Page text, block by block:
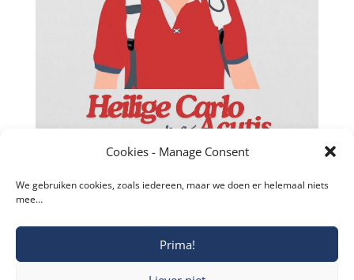
Cookies - Manage Consent
We gebruiken cookies, zoals iedereen, maar we doen er helemaal niets
mee…
Prima!